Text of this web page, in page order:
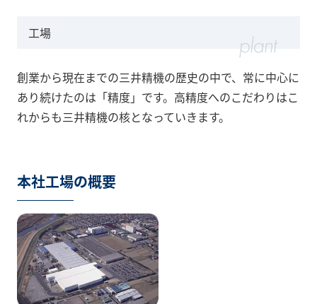
工場
創業から現在までの三井精機の歴史の中で、常に中心に
あり続けたのは「精度」です。高精度へのこだわりはこ
れからも三井精機の核となっていきます。
本社工場の概要